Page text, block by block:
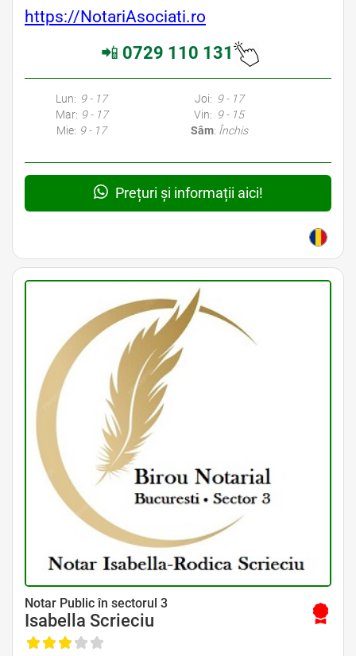
https://NotariAsociati.ro
📲 0729 110 131
Avocati Bucuresti • Cabinete Avocatura Bucuresti • Avocati Specializati Bucuresti • Avocat Bun Bucuresti • Avocat Bucuresti • Bucuresti Avocat • Avocat
Lun: 9 - 17
Mar: 9 - 17
Mie: 9 - 17
Joi: 9 - 17
Vin: 9 - 15
Sâm: Închis
Prețuri și informații aici!
Notar Public în sectorul 3
Isabella Scrieciu